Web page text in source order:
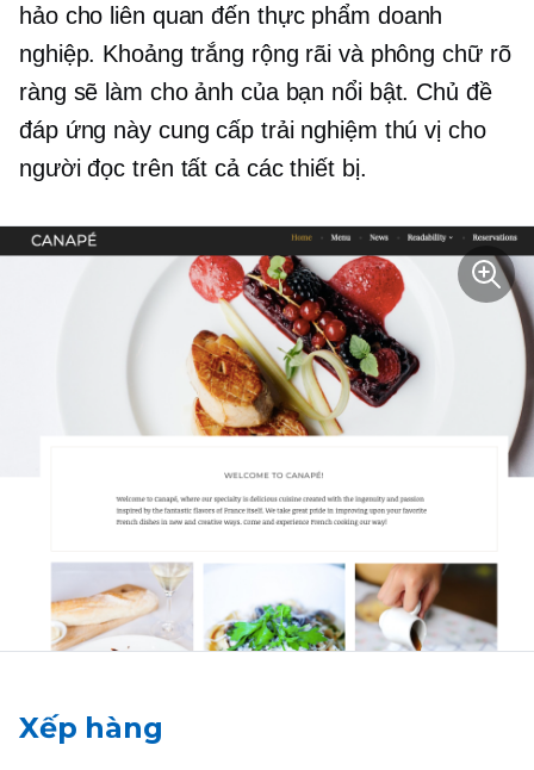
hảo cho liên quan đến thực phẩm doanh
nghiệp. Khoảng trắng rộng rãi và phông chữ rõ
ràng sẽ làm cho ảnh của bạn nổi bật. Chủ đề
đáp ứng này cung cấp trải nghiệm thú vị cho
người đọc trên tất cả các thiết bị.
Xếp hàng